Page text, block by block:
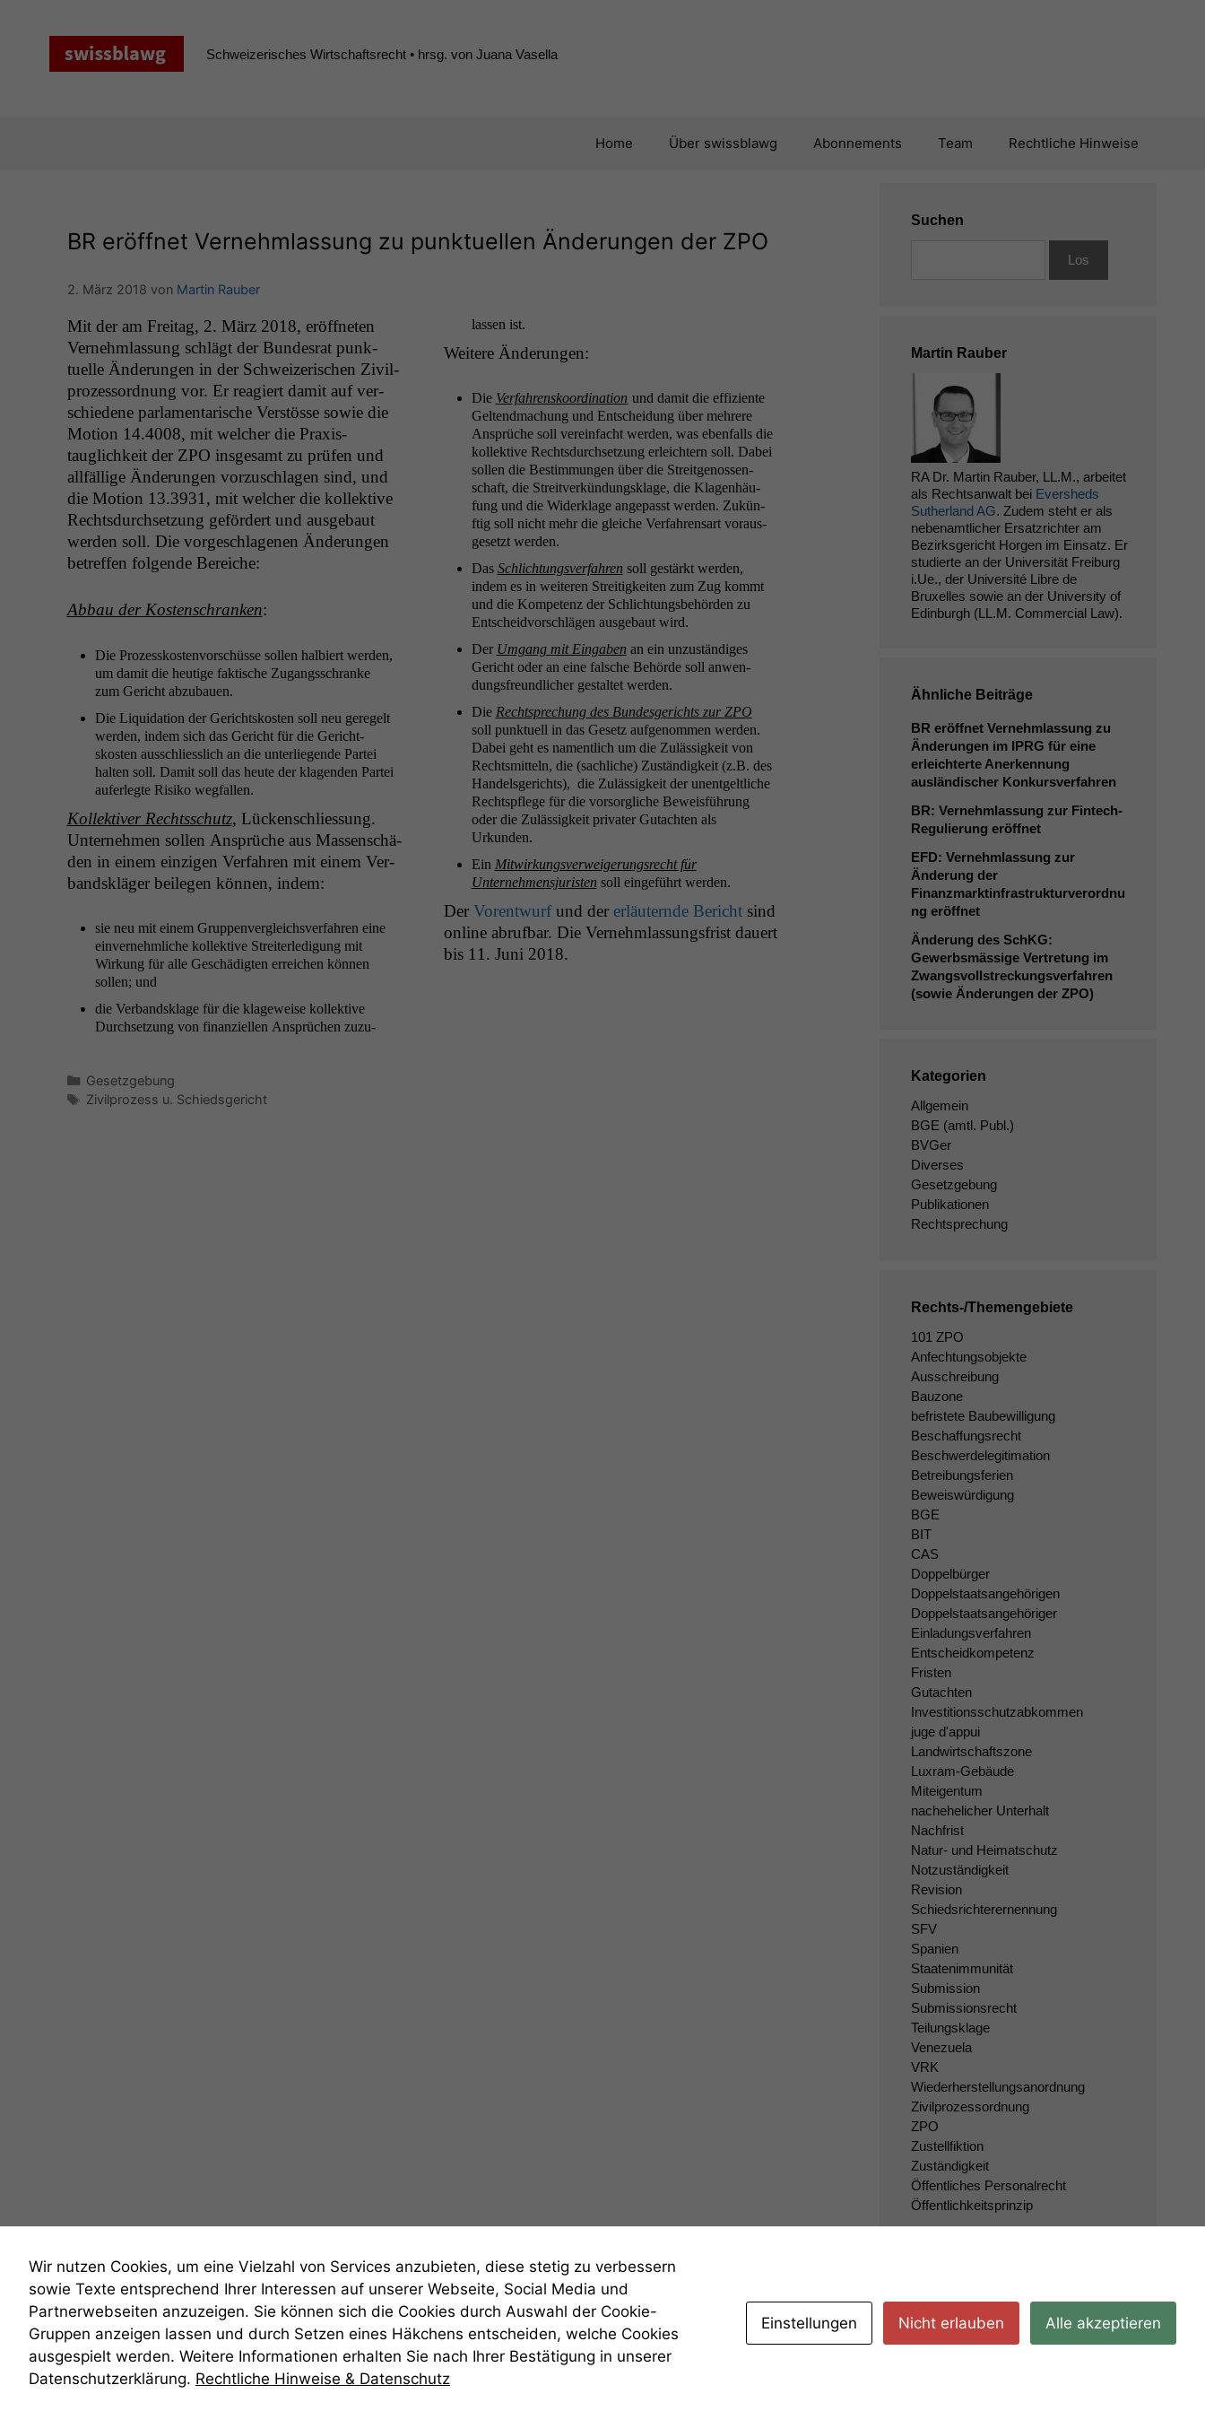
Schweizerisches Wirtschaftsrecht • hrsg. von Juana Vasella
Home Über swissblawg Abonnements Team Rechtliche Hinweise
BR eröffnet Vernehmlassung zu punktuellen Änderungen der ZPO
2. März 2018 von Martin Rauber
Mit der am Fre­itag, 2. März 2018, eröffneten
Vernehm­las­sung schlägt der Bun­desrat punk­
tuelle Änderun­gen in der Schweiz­erischen Zivil­
prozes­sor­d­nung vor. Er reagiert damit auf ver­
schiedene par­la­men­tarische Ver­stösse sowie die
Motion 14.4008, mit welch­er die Prax­is­
tauglichkeit der ZPO ins­ge­samt zu prüfen und
allfäl­lige Änderun­gen vorzuschla­gen sind, und
die Motion 13.3931, mit welch­er die kollek­tive
Rechts­durch­set­zung gefördert und aus­ge­baut
wer­den soll. Die vorgeschla­ge­nen Änderun­gen
betr­e­f­fen fol­gende Bereiche:
Abbau der Kosten­schranken:
Die Prozesskosten­vorschüsse sollen hal­biert wer­den,
um damit die heutige fak­tis­che Zugangss­chranke
zum Gericht abzubauen.
Die Liq­ui­da­tion der Gericht­skosten soll neu geregelt
wer­den, indem sich das Gericht für die Gericht­
skosten auss­chliesslich an die unter­liegende Partei
hal­ten soll. Damit soll das heute der kla­gen­den Partei
aufer­legte Risiko wegfallen.
Kollek­tiv­er Rechtss­chutz, Lück­en­schlies­sung.
Unternehmen sollen Ansprüche aus Massen­schä­
den in einem einzi­gen Ver­fahren mit einem Ver­
band­skläger bei­le­gen kön­nen, indem:
sie neu mit einem Grup­pen­ver­gle­ichsver­fahren eine
ein­vernehm­liche kollek­tive Stre­it­erledi­gung mit
Wirkung für alle Geschädigten erre­ichen kön­nen
sollen; und
die Ver­band­sklage für die klageweise kollek­tive
Durch­set­zung von finanziellen Ansprüchen zuzu­
lassen ist.
Weit­ere Änderungen:
Die Ver­fahren­sko­or­di­na­tion und damit die effiziente
Gel­tend­machung und Entschei­dung über mehrere
Ansprüche soll vere­in­facht wer­den, was eben­falls die
kollek­tive Rechts­durch­set­zung erle­ichtern soll. Dabei
sollen die Bes­tim­mungen über die Stre­itgenossen­
schaft, die Stre­itverkün­dungsklage, die Kla­gen­häu­
fung und die Widerk­lage angepasst wer­den. Zukün­
ftig soll nicht mehr die gle­iche Ver­fahren­sart voraus­
ge­set­zt werden.
Das Schlich­tungsver­fahren soll gestärkt wer­den,
indem es in weit­eren Stre­it­igkeit­en zum Zug kommt
und die Kom­pe­tenz der Schlich­tungs­be­hör­den zu
Entschei­d­vorschlä­gen aus­ge­baut wird.
Der Umgang mit Eingaben an ein unzuständi­ges
Gericht oder an eine falsche Behörde soll anwen­
dungs­fre­undlich­er gestal­tet werden.
Die Recht­sprechung des Bun­des­gerichts zur ZPO
soll punk­tuell in das Gesetz aufgenom­men wer­den.
Dabei geht es namentlich um die Zuläs­sigkeit von
Rechtsmit­teln, die (sach­liche) Zuständigkeit (z.B. des
Han­dels­gerichts), die Zuläs­sigkeit der unent­geltliche
Recht­spflege für die vor­sor­gliche Bewe­is­führung
oder die Zuläs­sigkeit pri­vater Gutacht­en als
Urkunden.
Ein Mitwirkungsver­weigerungsrecht für
Unternehmen­sjuris­ten soll einge­führt werden.
Der Voren­twurfund der erläuternde Berichtsind
online abruf­bar. Die Vernehm­las­sungs­frist dauert
bis 11. Juni 2018.
Kategorien
Gesetzgebung
Schlagwörter
Zivilprozess u. Schiedsgericht
Suchen
Martin Rauber
RA Dr. Martin Rauber, LL.M., arbeitet
als Rechtsanwalt bei Eversheds
Sutherland AG. Zudem steht er als
nebenamtlicher Ersatzrichter am
Bezirksgericht Horgen im Einsatz. Er
studierte an der Universität Freiburg
i.Ue., der Université Libre de
Bruxelles sowie an der University of
Edinburgh (LL.M. Commercial Law).
Ähnliche Beiträge
BR eröffnet Vernehmlassung zu
Änderungen im IPRG für eine
erleichterte Anerkennung
ausländischer Konkursverfahren
BR: Vernehmlassung zur Fintech-
Regulierung eröffnet
EFD: Vernehmlassung zur
Änderung der
Finanzmarktinfrastrukturverordnu
ng eröffnet
Änderung des SchKG:
Gewerbsmässige Vertretung im
Zwangsvollstreckungsverfahren
(sowie Änderungen der ZPO)
Kategorien
Allgemein
BGE (amtl. Publ.)
BVGer
Diverses
Gesetzgebung
Publikationen
Rechtsprechung
Rechts-/Themengebiete
101 ZPO
Anfechtungsobjekte
Ausschreibung
Bauzone
befristete Baubewilligung
Beschaffungsrecht
Beschwerdelegitimation
Betreibungsferien
Beweiswürdigung
BGE
BIT
CAS
Doppelbürger
Doppelstaatsangehörigen
Doppelstaatsangehöriger
Einladungsverfahren
Entscheidkompetenz
Fristen
Gutachten
Investitionsschutzabkommen
juge d'appui
Landwirtschaftszone
Luxram-Gebäude
Miteigentum
nachehelicher Unterhalt
Nachfrist
Natur- und Heimatschutz
Notzuständigkeit
Revision
Schiedsrichterernennung
SFV
Spanien
Staatenimmunität
Submission
Submissionsrecht
Teilungsklage
Venezuela
VRK
Wiederherstellungsanordnung
Zivilprozessordnung
ZPO
Zustellfiktion
Zuständigkeit
Öffentliches Personalrecht
Öffentlichkeitsprinzip
anmelden
Wir nutzen Cookies, um eine Vielzahl von Services anzubieten, diese stetig zu verbessern
sowie Texte entsprechend Ihrer Interessen auf unserer Webseite, Social Media und
Partnerwebseiten anzuzeigen. Sie können sich die Cookies durch Auswahl der Cookie-
Gruppen anzeigen lassen und durch Setzen eines Häkchens entscheiden, welche Cookies
ausgespielt werden. Weitere Informationen erhalten Sie nach Ihrer Bestätigung in unserer
Datenschutzerklärung. Rechtliche Hinweise & Datenschutz
Einstellungen Nicht erlauben Alle akzeptieren
Funktionalität
Funktionen auf
dieser Website
sind optional.
Wenn Sie